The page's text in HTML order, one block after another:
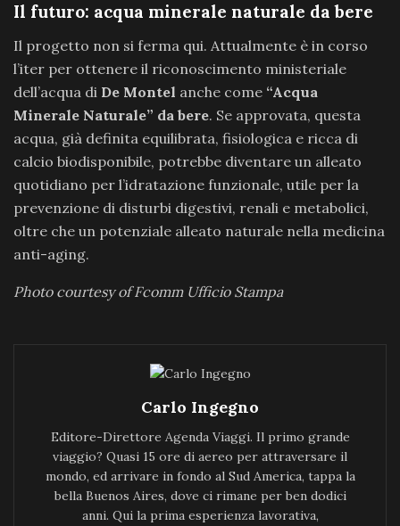
Il futuro: acqua minerale naturale da bere
Il progetto non si ferma qui. Attualmente è in corso
l’iter per ottenere il riconoscimento ministeriale
dell’acqua di De Montel anche come “Acqua
Minerale Naturale” da bere. Se approvata, questa
acqua, già definita equilibrata, fisiologica e ricca di
calcio biodisponibile, potrebbe diventare un alleato
quotidiano per l’idratazione funzionale, utile per la
prevenzione di disturbi digestivi, renali e metabolici,
oltre che un potenziale alleato naturale nella medicina
anti-aging.
Photo courtesy of Fcomm Ufficio Stampa
Carlo Ingegno
Editore-Direttore Agenda Viaggi. Il primo grande
viaggio? Quasi 15 ore di aereo per attraversare il
mondo, ed arrivare in fondo al Sud America, tappa la
bella Buenos Aires, dove ci rimane per ben dodici
anni. Qui la prima esperienza lavorativa,